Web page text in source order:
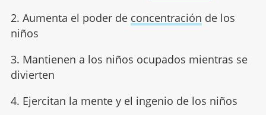
2. Aumenta el poder de concentración de los
niños
3. Mantienen a los niños ocupados mientras se
divierten
4. Ejercitan la mente y el ingenio de los niños